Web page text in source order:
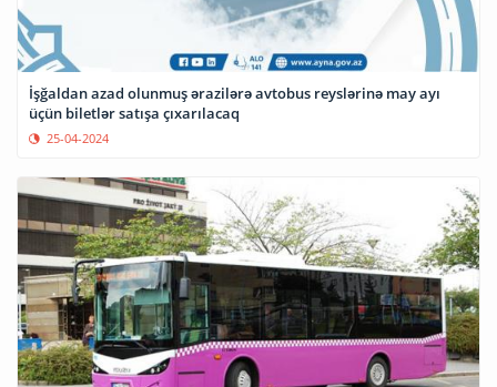
İşğaldan azad olunmuş ərazilərə avtobus reyslərinə may ayı
üçün biletlər satışa çıxarılacaq
25-04-2024